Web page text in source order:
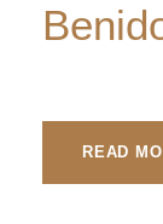
READ